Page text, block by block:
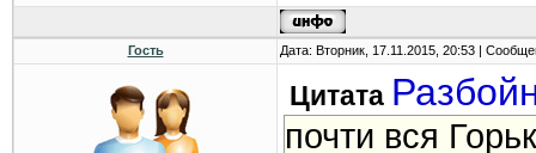
Гость Дата: Вторник, 17.11.2015, 20:53 |
Цитата
почти вся